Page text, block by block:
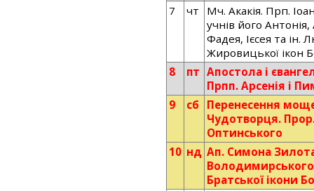
7
чт
Мч. Акакія. Прп.
учнів його
Фадея, Ієсея та ін.
Жировицької ікон
8
пт Апостола і
Прпп. Арсенія і
9
сб
Перенесення
Чудотворця.
Оптинського
10 нд Ап. Симона
Братської ікони